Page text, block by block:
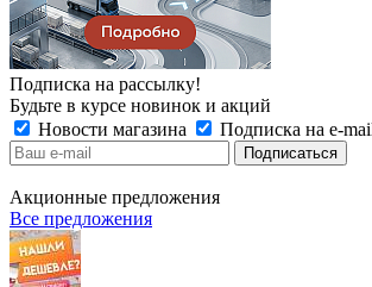
Подписка на рассылку!
Будьте в курсе новинок и акций
Новости магазина
Подписка на e-
Акционные предложения
Все предложения